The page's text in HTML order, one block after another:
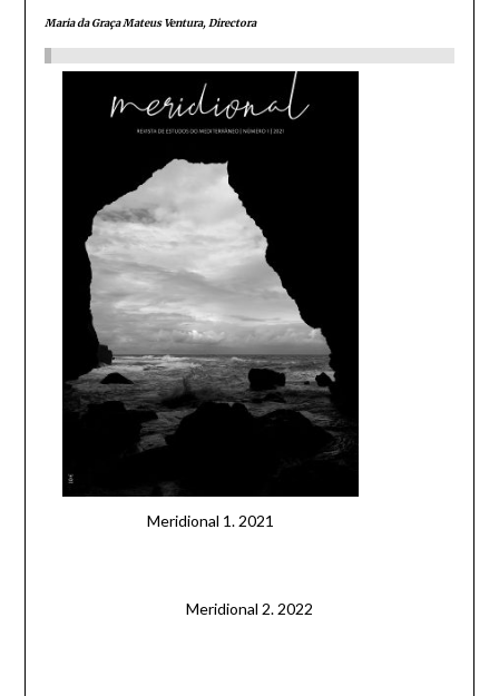
Maria da Graça Mateus Ventura, Directora
Meridional 1. 2021
Meridional 2. 2022